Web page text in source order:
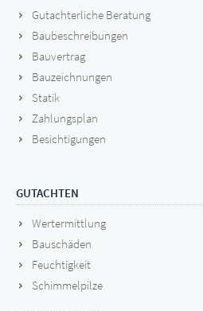
Gutachterliche Beratung
Baubeschreibungen
Bauvertrag
Bauzeichnungen
Statik
Zahlungsplan
Besichtigungen
GUTACHTEN
Wertermittlung
Bauschäden
Feuchtigkeit
Schimmelpilze